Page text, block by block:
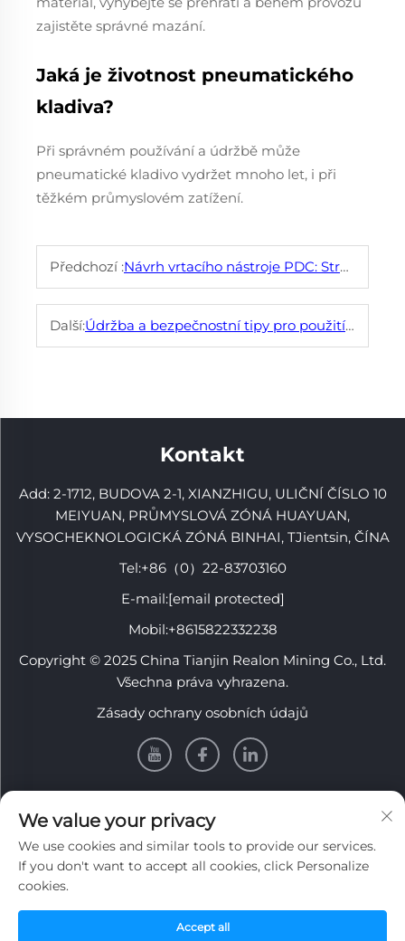
zajistěte správné mazání.
Jaká je životnost pneumatického
kladiva?
Při správném používání a údržbě může
pneumatické kladivo vydržet mnoho let, i při
těžkém průmyslovém zatížení.
Předchozí :Návrh vrtacího nástroje PDC: Struktura, principy a optimalizace pro maximální výkon při vrtání
Další:Údržba a bezpečnostní tipy pro použití závitových bity
Kontakt
Add: 2-1712, BUDOVA 2-1, XIANZHIGU, ULIČNÍ ČÍSLO 10
MEIYUAN, PRŮMYSLOVÁ ZÓNÁ HUAYUAN,
VYSOCHEKNOLOGICKÁ ZÓNÁ BINHAI, TJientsin, ČÍNA
Tel:+86（0）22-83703160
E-mail:[email protected]
Mobil:+8615822332238
Copyright © 2025 China Tianjin Realon Mining Co., Ltd.
Všechna práva vyhrazena.
Zásady ochrany osobních údajů
INFORMACE
Zaregistrujte se, abyste obdrželi naši týdenní novinu
We value your privacy
We use cookies and similar tools to provide our services.
If you don't want to accept all cookies, click Personalize
cookies.
Accept all